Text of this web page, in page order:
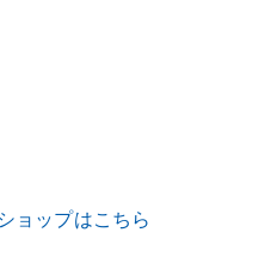
ョップはこちら